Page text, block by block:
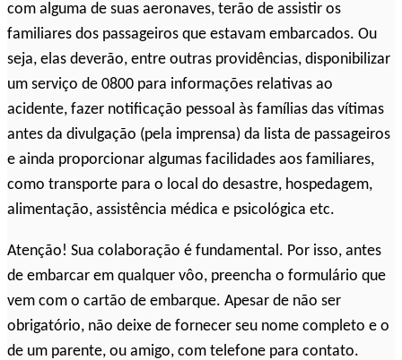
com alguma de suas aeronaves, terão de assistir os
familiares dos passageiros que estavam embarcados. Ou
seja, elas deverão, entre outras providências, disponibilizar
um serviço de 0800 para informações relativas ao
acidente, fazer notificação pessoal às famílias das vítimas
antes da divulgação (pela imprensa) da lista de passageiros
e ainda proporcionar algumas facilidades aos familiares,
como transporte para o local do desastre, hospedagem,
alimentação, assistência médica e psicológica etc.
Atenção! Sua colaboração é fundamental. Por isso, antes
de embarcar em qualquer vôo, preencha o formulário que
vem com o cartão de embarque. Apesar de não ser
obrigatório, não deixe de fornecer seu nome completo e o
de um parente, ou amigo, com telefone para contato.